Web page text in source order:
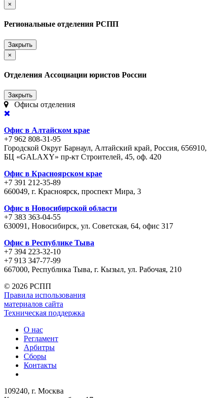
×
Региональные отделения РСПП
Закрыть
×
Отделения Ассоциации юристов России
Закрыть
Офисы отделения
Офис в Алтайском крае
+7 962 808-31-95
Городской Округ Барнаул, Алтайский край, Россия, 656910,
БЦ «GALAXY» пр-кт Строителей, 45, оф. 420
Офис в Красноярском крае
+7 391 212-35-89
660049, г. Красноярск, проспект Мира, 3
Офис в Новосибирской области
+7 383 363-04-55
630091, Новосибирск, ул. Советская, 64, офис 317
Офис в Республике Тыва
+7 394 223-32-10
+7 913 347-77-99
667000, Республика Тыва, г. Кызыл, ул. Рабочая, 210
© 2026 РСПП
Правила использования
материалов сайта
Техническая поддержка
О нас
Регламент
Арбитры
Сборы
Контакты
109240, г. Москва